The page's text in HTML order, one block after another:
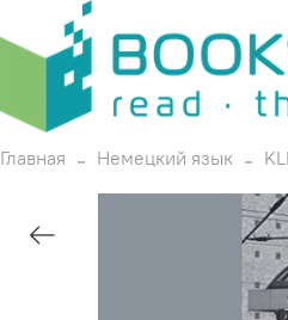
Главная Немецкий язык